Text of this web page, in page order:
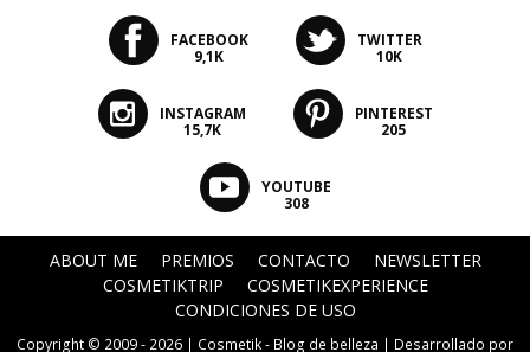
FACEBOOK
9,1K
TWITTER
10K
INSTAGRAM
15,7K
PINTEREST
205
YOUTUBE
308
ABOUT ME PREMIOS CONTACTO
NEWSLETTER
COSMETIKTRIP
COSMETIKEXPERIENCE
CONDICIONES DE USO
Copyright © 2009 - 2026 | Cosmetik - Blog de belleza | Desarrollado por